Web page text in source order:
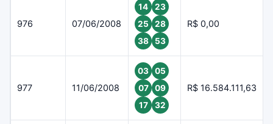
976 07/06/2008
14
23
25
28
38
53
R$ 0,00
977 11/06/2008
03
05
07
09
17
32
R$ 16.584.111,63